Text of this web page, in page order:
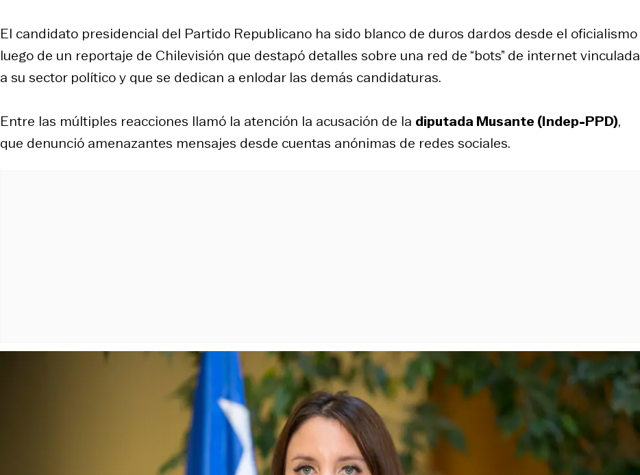
El candidato presidencial del Partido Republicano ha sido blanco de duros dardos desde el oficialismo
luego de un reportaje de Chilevisión que destapó detalles sobre una red de “bots” de internet vinculada
a su sector político y que se dedican a enlodar las demás candidaturas.
Entre las múltiples reacciones llamó la atención la acusación de la diputada Musante (Indep-PPD),
que denunció amenazantes mensajes desde cuentas anónimas de redes sociales.